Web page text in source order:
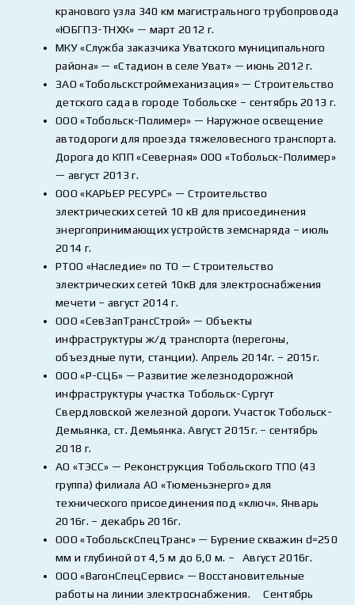
кранового узла 340 км магистрального трубопровода
«ЮБГПЗ-ТНХК» — март 2012 г.
МКУ «Служба заказчика Уватского муниципального
района» — «Стадион в селе Уват» — июнь 2012 г.
ЗАО «Тобольскстроймеханизация» — Строительство
детского сада в городе Тобольске – сентябрь 2013 г.
ООО «Тобольск-Полимер» — Наружное освещение
автодороги для проезда тяжеловесного транспорта.
Дорога до КПП «Северная» ООО «Тобольск-Полимер»
— август 2013 г.
ООО «КАРЬЕР РЕСУРС» — Строительство
электрических сетей 10 кВ для присоединения
энергопринимающих устройств земснаряда – июль
2014 г.
РТОО «Наследие» по ТО — Строительство
электрических сетей 10кВ для электроснабжения
мечети – август 2014 г.
ООО «СевЗапТрансСтрой» — Объекты
инфраструктуры ж/д транспорта (перегоны,
объездные пути, станции). Апрель 2014г. – 2015г.
ООО «Р-СЦБ» — Развитие железнодорожной
инфраструктуры участка Тобольск-Сургут
Свердловской железной дороги. Участок Тобольск-
Демьянка, ст. Демьянка. Август 2015г. – сентябрь
2018 г.
АО «ТЭСС» — Реконструкция Тобольского ТПО (43
группа) филиала АО «Тюменьэнерго» для
технического присоединения под «ключ». Январь
2016г. – декабрь 2016г.
ООО «ТобольскСпецТранс» — Бурение скважин d=250
мм и глубиной от 4,5 м до 6,0 м. – Август 2016г.
ООО «ВагонСпецСервис» — Восстановительные
работы на линии электроснабжения. Сентябрь